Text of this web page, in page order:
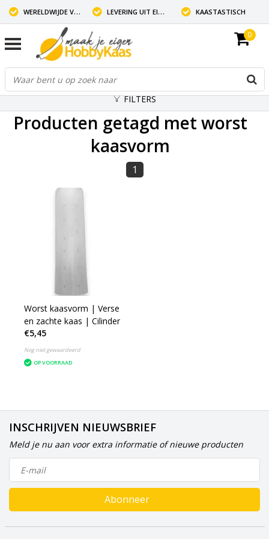
WERELDWIJDE VERZENDING LEVERING UIT EIGEN VOORRAAD KAASTASTISCH
0
FILTERS
Producten getagd met worst
kaasvorm
1
Worst kaasvorm | Verse
en zachte kaas | Cilinder
€5,45
Nog niet gewaardeerd
OP VOORRAAD
INSCHRIJVEN NIEUWSBRIEF
Meld je nu aan voor extra informatie of nieuwe producten
Abonneer